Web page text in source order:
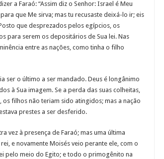
a Faraó: “Assim diz o Senhor: Israel é Meu
que Me sirva; mas tu recusaste deixá-lo ir; eis
que desprezados pelos egípcios, os
para serem os depositários de Sua lei. Nas
entre as nações, como tinha o filho
ser o último a ser mandado. Deus é longânimo
à Sua imagem. Se a perda das suas colheitas,
filhos não teriam sido atingidos; mas a nação
prestes a ser desferido.
vez à presença de Faraó; mas uma última
e novamente Moisés veio perante ele, com o
pelo meio do Egito; e todo o primogênito na